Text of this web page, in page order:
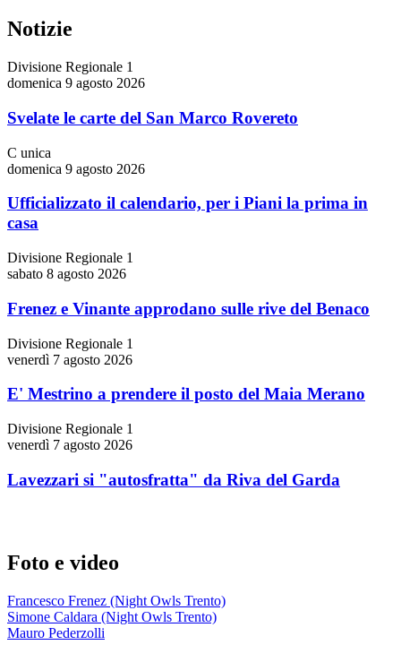
Notizie
Divisione Regionale 1
domenica 9 agosto 2026
Svelate le carte del San Marco Rovereto
C unica
domenica 9 agosto 2026
Ufficializzato il calendario, per i Piani la prima in
casa
Divisione Regionale 1
sabato 8 agosto 2026
Frenez e Vinante approdano sulle rive del Benaco
Divisione Regionale 1
venerdì 7 agosto 2026
E' Mestrino a prendere il posto del Maia Merano
Divisione Regionale 1
venerdì 7 agosto 2026
Lavezzari si "autosfratta" da Riva del Garda
Foto e video
Francesco Frenez (Night Owls Trento)
Simone Caldara (Night Owls Trento)
Mauro Pederzolli